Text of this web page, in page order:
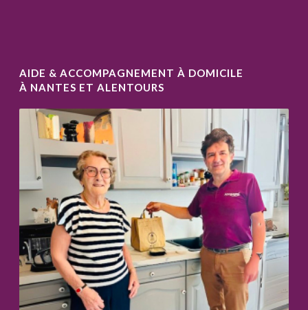
AIDE & ACCOMPAGNEMENT À DOMICILE
À NANTES ET ALENTOURS